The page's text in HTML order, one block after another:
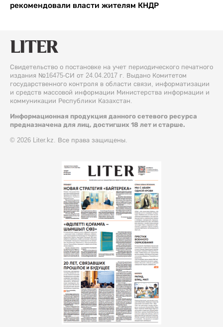
рекомендовали власти жителям КНДР
Свидетельство о постановке на учет периодического печатного
издания №16475-СИ от 24.04.2017 г. Выдано Комитетом
государственного контроля в области связи, информатизации
и средств массовой информации Министерства информации и
коммуникации Республики Казахстан.
Информационная продукция данного сетевого ресурса
предназначена для лиц, достигших 18 лет и старше.
© 2026 Liter.kz. Все права защищены.